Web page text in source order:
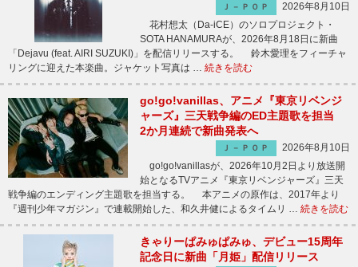
Ｊ－ＰＯＰ
2026年8月10日
花村想太（Da-iCE）のソロプロジェクト・
SOTA HANAMURAが、2026年8月18日に新曲
「Dejavu (feat. AIRI SUZUKI)」を配信リリースする。 鈴木愛理をフィーチャ
リングに迎えた本楽曲。ジャケット写真は … 続きを読む
go!go!vanillas、アニメ『東京リベンジ
ャーズ』三天戦争編のED主題歌を担当
2か月連続で新曲発表へ
Ｊ－ＰＯＰ
2026年8月10日
go!go!vanillasが、2026年10月2日より放送開
始となるTVアニメ『東京リベンジャーズ』三天
戦争編のエンディング主題歌を担当する。 本アニメの原作は、2017年より
『週刊少年マガジン』で連載開始した、和久井健によるタイムリ … 続きを読む
きゃりーぱみゅぱみゅ、デビュー15周年
記念日に新曲「月姫」配信リリース